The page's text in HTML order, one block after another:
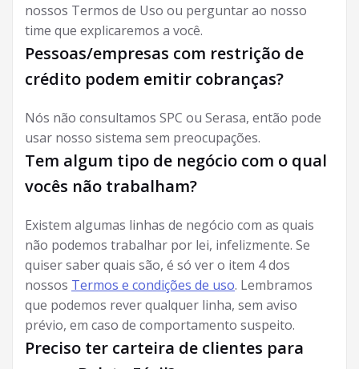
nossos Termos de Uso ou perguntar ao nosso
time que explicaremos a você.
Pessoas/empresas com restrição de
crédito podem emitir cobranças?
Nós não consultamos SPC ou Serasa, então pode
usar nosso sistema sem preocupações.
Tem algum tipo de negócio com o qual
vocês não trabalham?
Existem algumas linhas de negócio com as quais
não podemos trabalhar por lei, infelizmente. Se
quiser saber quais são, é só ver o item 4 dos
nossos Termos e condições de uso. Lembramos
que podemos rever qualquer linha, sem aviso
prévio, em caso de comportamento suspeito.
Preciso ter carteira de clientes para